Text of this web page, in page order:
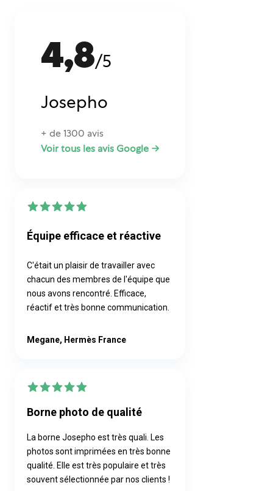
4,8/5
Josepho
+ de 1300 avis
Voir tous les avis Google →
Équipe efficace et réactive
C'était un plaisir de travailler avec
chacun des membres de l'équipe que
nous avons rencontré. Efficace,
réactif et très bonne communication.
Megane, Hermès France
Borne photo de qualité
La borne Josepho est très quali. Les
photos sont imprimées en très bonne
qualité. Elle est très populaire et très
souvent sélectionnée par nos clients !